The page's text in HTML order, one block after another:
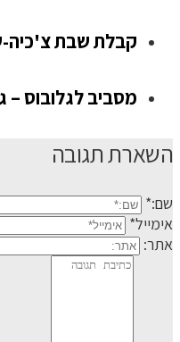
קבלת שבת צ'כיה-
מסביב לגלובוס –
השארת תגובה
שם:*
אימייל*
אתר: